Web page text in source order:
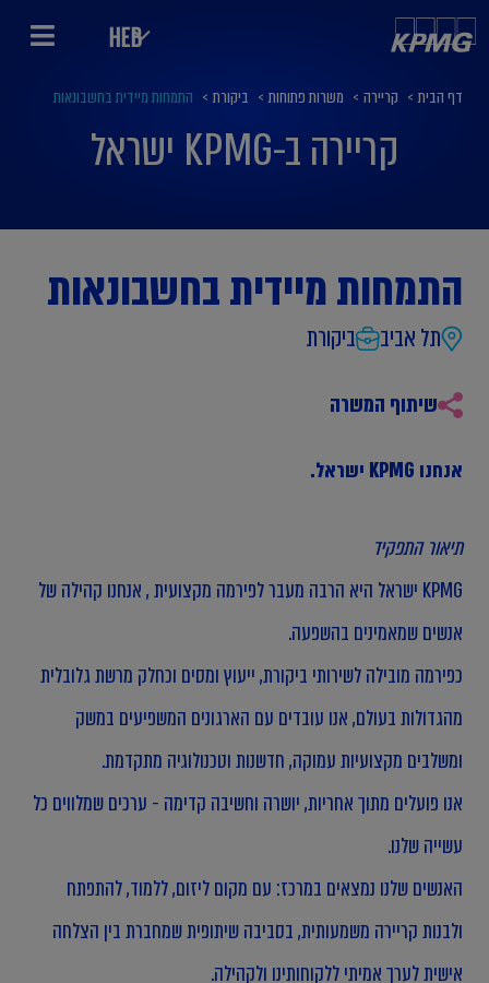
HEB
דף הבית > קריירה > משרות פתוחות > ביקורת > התמחות מיידית בחשבונאות
קריירה ב-KPMG ישראל
התמחות מיידית בחשבונאות
תל אביב ביקורת
שיתוף המשרה
אנחנו KPMG ישראל.
תיאור התפקיד
KPMG ישראל היא הרבה מעבר לפירמה מקצועית , אנחנו קהילה של
אנשים שמאמינים בהשפעה.
כפירמה מובילה לשירותי ביקורת, ייעוץ ומסים וכחלק מרשת גלובלית
מהגדולות בעולם, אנו עובדים עם הארגונים המשפיעים במשק
ומשלבים מקצועיות עמוקה, חדשנות וטכנולוגיה מתקדמת.
אנו פועלים מתוך אחריות, יושרה וחשיבה קדימה - ערכים שמלווים כל
עשייה שלנו.
האנשים שלנו נמצאים במרכז: עם מקום ליזום, ללמוד, להתפתח
ולבנות קריירה משמעותית, בסביבה שיתופית שמחברת בין הצלחה
אישית לערך אמיתי ללקוחותינו ולקהילה.